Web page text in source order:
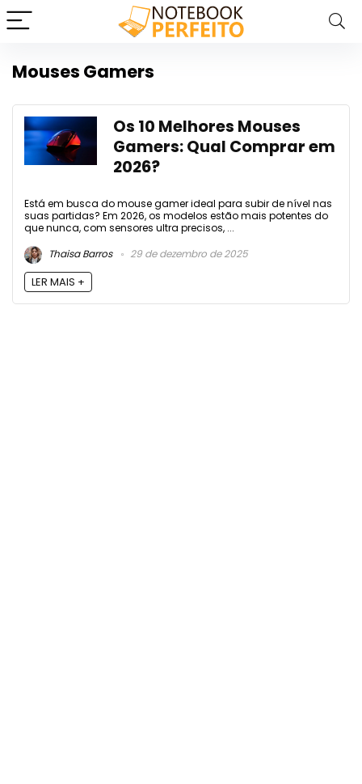
Mouses Gamers
Os 10 Melhores Mouses
Gamers: Qual Comprar em
2026?
Está em busca do mouse gamer ideal para subir de nível nas
suas partidas? Em 2026, os modelos estão mais potentes do
que nunca, com sensores ultra precisos, ...
Thaisa Barros
29 de dezembro de 2025
LER MAIS +